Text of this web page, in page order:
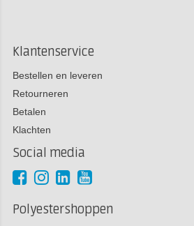
Klantenservice
Bestellen en leveren
Retourneren
Betalen
Klachten
Social media
Polyestershoppen